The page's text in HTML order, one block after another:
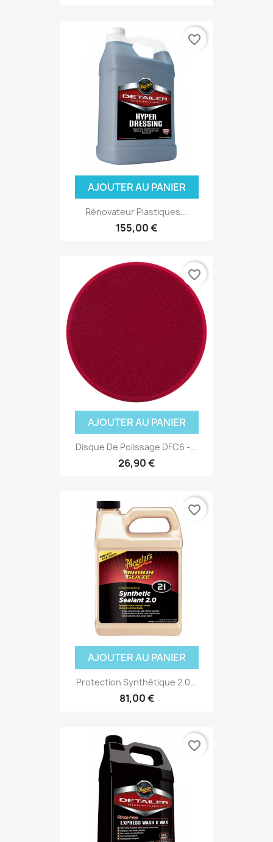
AJOUTER AU PANIER
Rénovateur Plastiques...
155,00 €
favorite_border
AJOUTER AU PANIER
Disque De Polissage DFC6 -...
26,90 €
favorite_border
AJOUTER AU PANIER
Protection Synthétique 2.0...
81,00 €
favorite_border
favorite_border